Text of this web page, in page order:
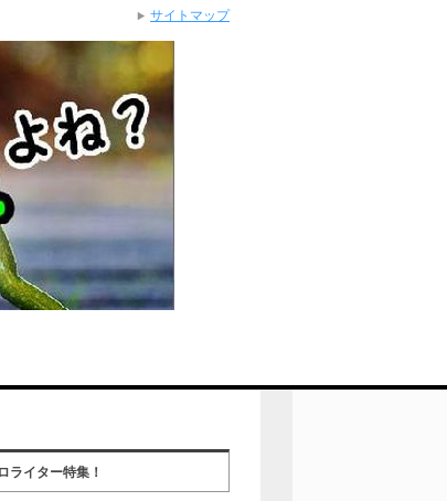
ライター特集！
サイトマップ